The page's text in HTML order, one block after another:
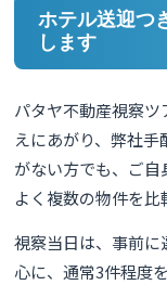
ホテル送迎つ
します
パタヤ不動産視察
えにあがり、弊社
がない方でも、ご
よく複数の物件を比
視察当日は、事前
心に、通常3件程度